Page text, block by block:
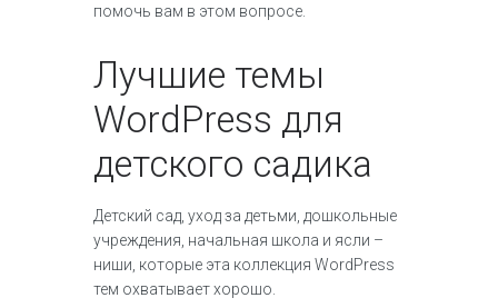
помочь вам в этом вопросе.
Лучшие темы
WordPress для
детского садика
Детский сад, уход за детьми, дошкольные
учреждения, начальная школа и ясли –
ниши, которые эта коллекция WordPress
тем охватывает хорошо.